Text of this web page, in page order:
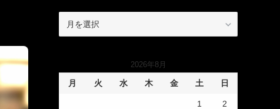
2026年8月
月 火 水 木 金 土 日
1 2